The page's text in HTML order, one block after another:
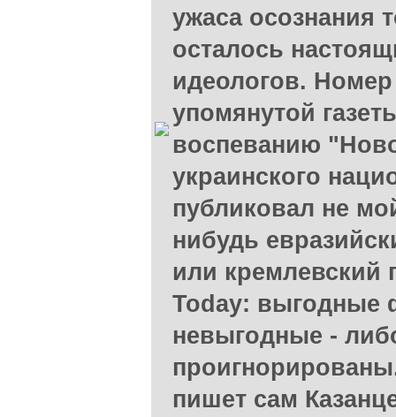
ужаса осознания
осталось
идеологов. Номер
упомянутой
воспеванию
украинского
публиковал не
нибудь
или кремлевский
Today: выгодные
невыгодные -
пишет сам